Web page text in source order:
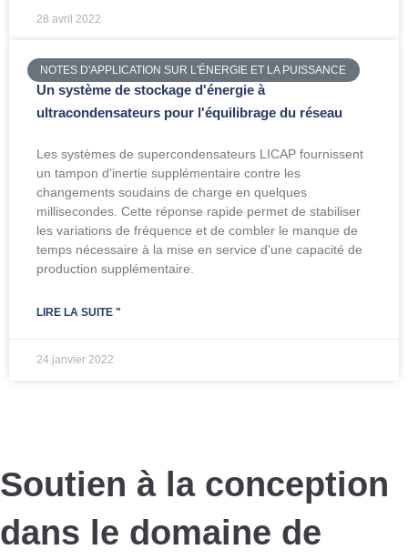
28 avril 2022
NOTES D'APPLICATION SUR L'ÉNERGIE ET LA PUISSANCE
Un système de stockage d'énergie à
ultracondensateurs pour l'équilibrage du réseau
Les systèmes de supercondensateurs LICAP fournissent
un tampon d'inertie supplémentaire contre les
changements soudains de charge en quelques
millisecondes. Cette réponse rapide permet de stabiliser
les variations de fréquence et de combler le manque de
temps nécessaire à la mise en service d'une capacité de
production supplémentaire.
LIRE LA SUITE "
24 janvier 2022
Soutien à la conception
dans le domaine de